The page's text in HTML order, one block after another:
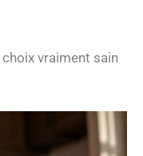
vraiment sain